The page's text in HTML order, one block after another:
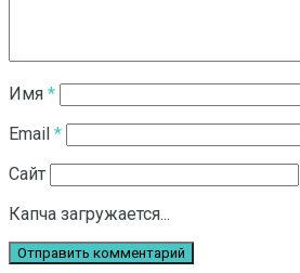
Имя *
Email *
Сайт
Капча загружается...